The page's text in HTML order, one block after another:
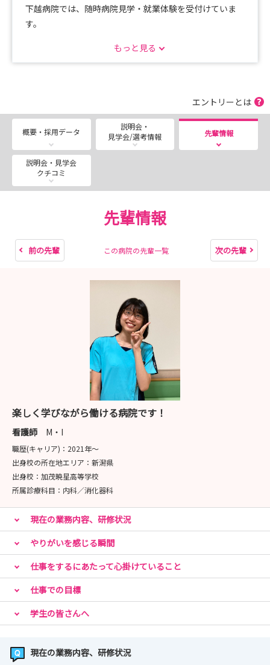
下越病院では、随時病院見学・就業体験を受付けていま
す。
ので、まずはお気軽にご連絡ください。
もっと見る
エントリーとは
概要・採用データ
説明会・
見学会/選考情報
先輩情報
説明会・見学会
クチコミ
先輩情報
前の先輩 この病院の先輩一覧 次の先輩
楽しく学びながら働ける病院です！
看護師 M・I
職歴(キャリア)： 2021年〜
出身校の所在地エリア： 新潟県
出身校： 加茂暁星高等学校
所属診療科目： 内科／消化器科
現在の業務内容、研修状況
やりがいを感じる瞬間
仕事をするにあたって心掛けていること
仕事での目標
学生の皆さんへ
現在の業務内容、研修状況